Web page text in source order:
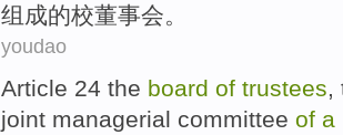
组成的校董事会。
youdao
Article 24 the board of trustees
joint managerial committee of a